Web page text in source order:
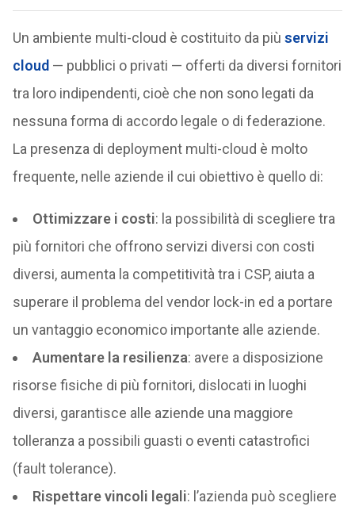
Un ambiente multi-cloud è costituito da più servizi
cloud — pubblici o privati — offerti da diversi fornitori
tra loro indipendenti, cioè che non sono legati da
nessuna forma di accordo legale o di federazione.
La presenza di deployment multi-cloud è molto
frequente, nelle aziende il cui obiettivo è quello di:
Ottimizzare i costi: la possibilità di scegliere tra
più fornitori che offrono servizi diversi con costi
diversi, aumenta la competitività tra i CSP, aiuta a
superare il problema del vendor lock-in ed a portare
un vantaggio economico importante alle aziende.
Aumentare la resilienza: avere a disposizione
risorse fisiche di più fornitori, dislocati in luoghi
diversi, garantisce alle aziende una maggiore
tolleranza a possibili guasti o eventi catastrofici
(fault tolerance).
Rispettare vincoli legali: l’azienda può scegliere